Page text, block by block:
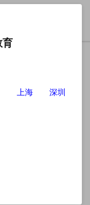
上海
深圳